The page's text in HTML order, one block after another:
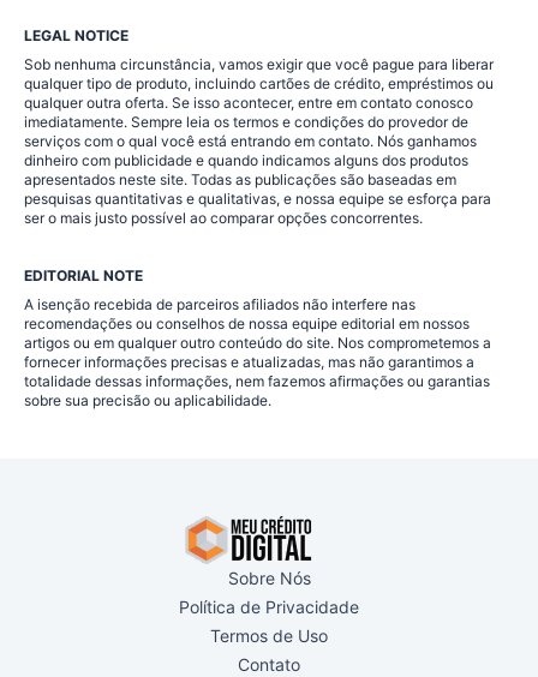
LEGAL NOTICE
Sob nenhuma circunstância, vamos exigir que você pague para liberar
qualquer tipo de produto, incluindo cartões de crédito, empréstimos ou
qualquer outra oferta. Se isso acontecer, entre em contato conosco
imediatamente. Sempre leia os termos e condições do provedor de
serviços com o qual você está entrando em contato. Nós ganhamos
dinheiro com publicidade e quando indicamos alguns dos produtos
apresentados neste site. Todas as publicações são baseadas em
pesquisas quantitativas e qualitativas, e nossa equipe se esforça para
ser o mais justo possível ao comparar opções concorrentes.
EDITORIAL NOTE
A isenção recebida de parceiros afiliados não interfere nas
recomendações ou conselhos de nossa equipe editorial em nossos
artigos ou em qualquer outro conteúdo do site. Nos comprometemos a
fornecer informações precisas e atualizadas, mas não garantimos a
totalidade dessas informações, nem fazemos afirmações ou garantias
sobre sua precisão ou aplicabilidade.
Sobre Nós
Política de Privacidade
Termos de Uso
Contato